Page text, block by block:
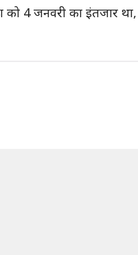
को 4 जनवरी का इंतजार